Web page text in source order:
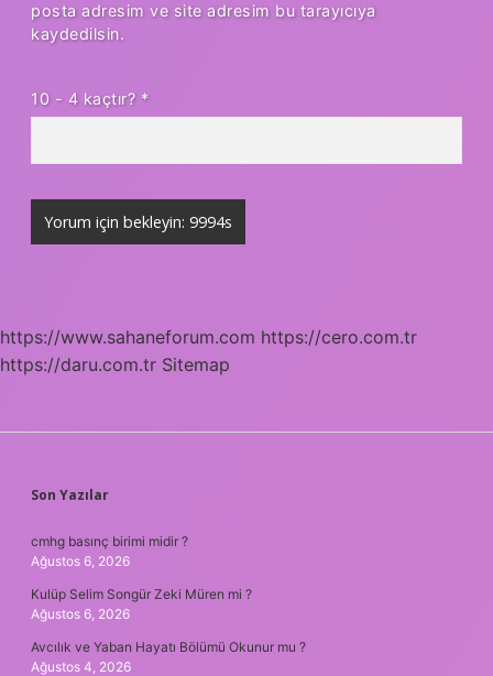
posta adresim ve site adresim bu tarayıcıya
kaydedilsin.
10 - 4 kaçtır? *
https://www.sahaneforum.com https://cero.com.tr
https://daru.com.tr Sitemap
SIDEBAR
Son Yazılar
cmhg basınç birimi midir ?
Ağustos 6, 2026
Kulüp Selim Songür Zeki Müren mi ?
Ağustos 6, 2026
Avcılık ve Yaban Hayatı Bölümü Okunur mu ?
Ağustos 4, 2026